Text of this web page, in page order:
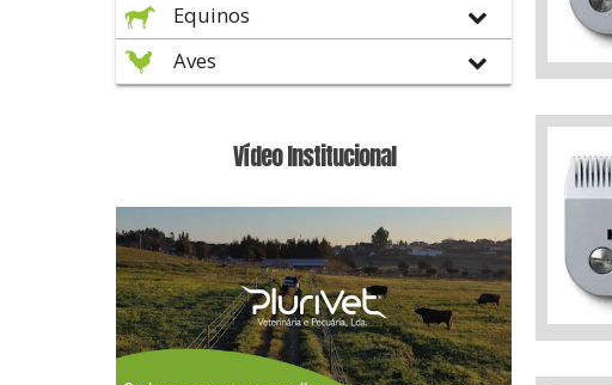
Equinos
Aves
Vídeo Institucional